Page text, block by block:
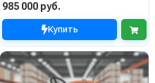
985 000 руб.
Купить